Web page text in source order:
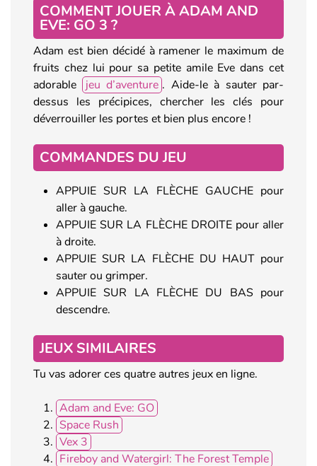
COMMENT JOUER À ADAM AND
EVE: GO 3 ?
Adam est bien décidé à ramener le maximum de
fruits chez lui pour sa petite amile Eve dans cet
adorable
jeu d’aventure . Aide-le à sauter par-
dessus les précipices, chercher les clés pour
déverrouiller les portes et bien plus encore !
COMMANDES DU JEU
APPUIE SUR LA FLÈCHE GAUCHE pour
aller à gauche.
APPUIE SUR LA FLÈCHE DROITE pour aller
à droite.
APPUIE SUR LA FLÈCHE DU HAUT pour
sauter ou grimper.
APPUIE SUR LA FLÈCHE DU BAS pour
descendre.
JEUX SIMILAIRES
Tu vas adorer ces quatre autres jeux en ligne.
Adam and Eve: GO
Space Rush
Vex 3
Fireboy and Watergirl: The Forest Temple